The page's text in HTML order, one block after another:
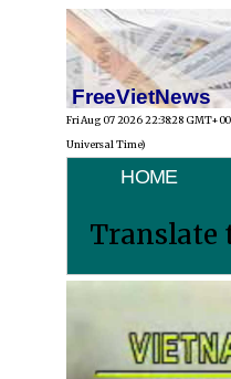
FreeVietNews
Fri Aug 07 2026 22:38:28
Universal Time)
HOME
Translate